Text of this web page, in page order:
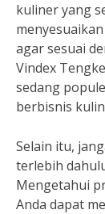
kuliner yang
agar sesuai
Vindex
sedang
berbisnis
Selain itu,
terlebih
Mengetahui
Anda dapat